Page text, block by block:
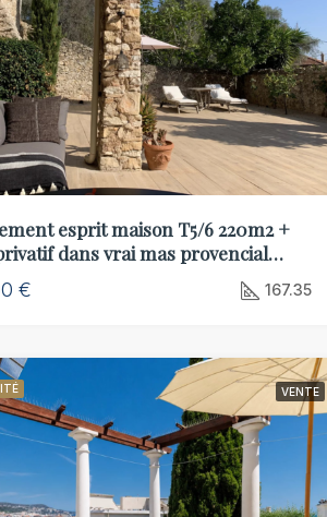
esprit maison T5/6 220m2 +
dans vrai mas provencial
€ 167.35
VENTE